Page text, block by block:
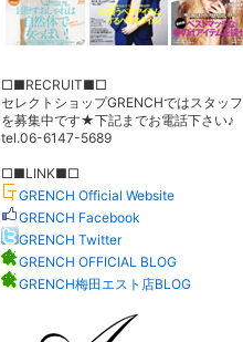
□■RECRUIT■□
セレクトショップGRENCHではスタッフ
を募集中です★下記までお電話下さい♪
tel.06-6147-5689
□■LINK■□
GRENCH Official Website
GRENCH Facebook
GRENCH Twitter
GRENCH OFFICIAL BLOG
GRENCH梅田エスト店BLOG